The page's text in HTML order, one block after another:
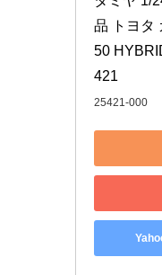
品 トヨタ
50
421
25421-000